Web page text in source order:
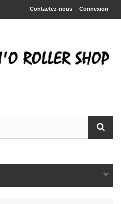
Connexion
Contactez-nous